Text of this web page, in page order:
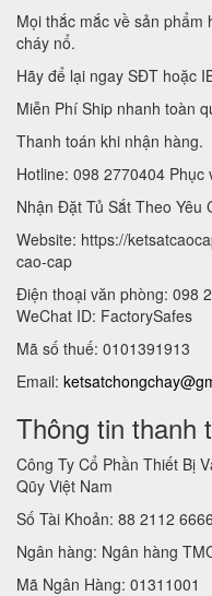
Mọi thắc mắc về sản phẩm
cháy nổ.
Hãy để lại ngay SĐT hoặc
Miễn Phí Ship nhanh toàn
Thanh toán khi nhận hàng.
Hotline: 098 2770404 Phục
Nhận Đặt Tủ Sắt Theo Yêu
Website: https://
cao-cap
Điện thoại văn phòng: 098
WeChat ID: FactorySafes
Mã số thuế: 0101391913
Email:
Thông tin thanh
Công Ty Cổ Phần Thiết Bị
Qũy Việt Nam
Số Tài Khoản: 88 2112
Ngân hàng: Ngân hàng
Mã Ngân Hàng: 01311001